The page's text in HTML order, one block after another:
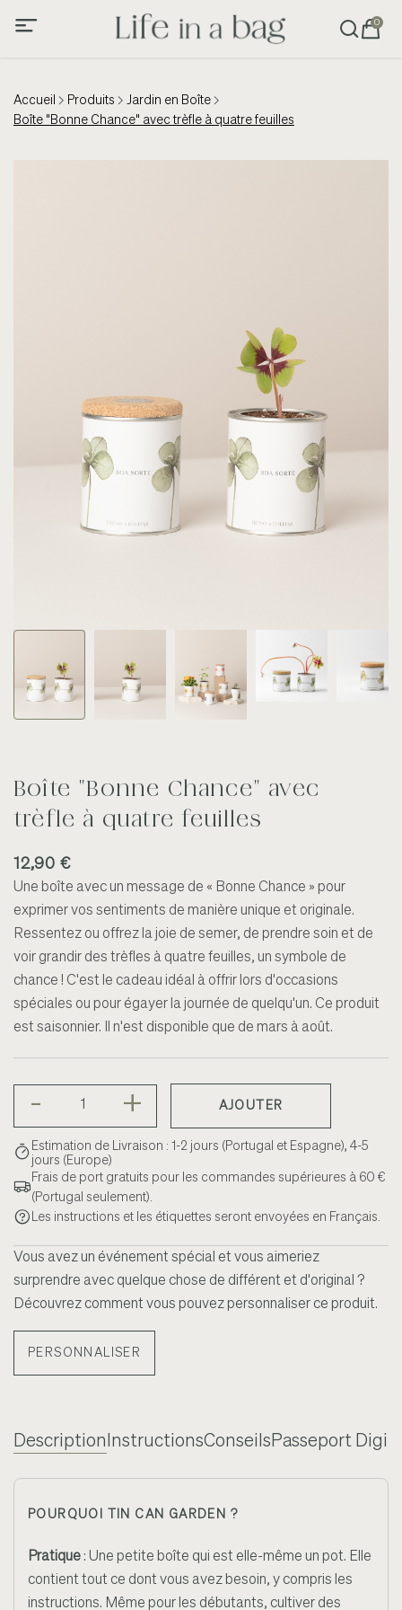
0
Accueil Produits
Jardin en Boîte
Boîte "Bonne Chance" avec trèfle à quatre feuilles
Boîte "Bonne Chance" avec
trèfle à quatre feuilles
12,90 €
Une boîte avec un message de « Bonne Chance » pour
exprimer vos sentiments de manière unique et originale.
Ressentez ou offrez la joie de semer, de prendre soin et de
voir grandir des trèfles à quatre feuilles, un symbole de
chance ! C'est le cadeau idéal à offrir lors d'occasions
spéciales ou pour égayer la journée de quelqu'un. Ce produit
est saisonnier. Il n'est disponible que de mars à août.
- + AJOUTER
Estimation de Livraison : 1-2 jours (Portugal et Espagne), 4-5
jours (Europe)
Frais de port gratuits pour les commandes supérieures à 60 €
(Portugal seulement).
Les instructions et les étiquettes seront envoyées en Français.
Vous avez un événement spécial et vous aimeriez
surprendre avec quelque chose de différent et d'original ?
Découvrez comment vous pouvez personnaliser ce produit.
PERSONNALISER
Description InstructionsConseils Passeport
POURQUOI TIN CAN GARDEN ?
Pratique : Une petite boîte qui est elle-même un pot. Elle
contient tout ce dont vous avez besoin, y compris les
instructions. Même pour les débutants, cultiver des